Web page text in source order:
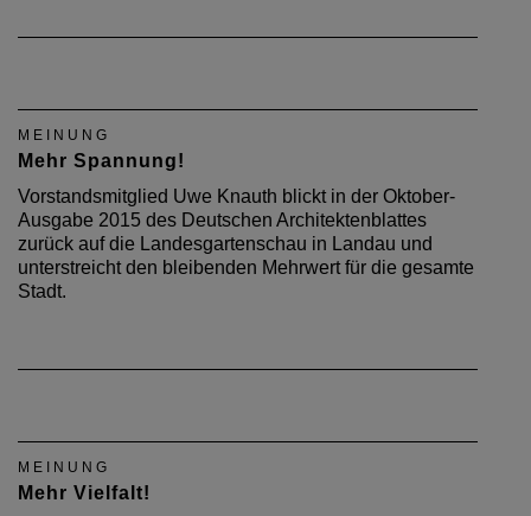
MEINUNG
Mehr Spannung!
Vorstandsmitglied Uwe Knauth blickt in der Oktober-
Ausgabe 2015 des Deutschen Architektenblattes
zurück auf die Landesgartenschau in Landau und
unterstreicht den bleibenden Mehrwert für die gesamte
Stadt.
MEINUNG
Mehr Vielfalt!